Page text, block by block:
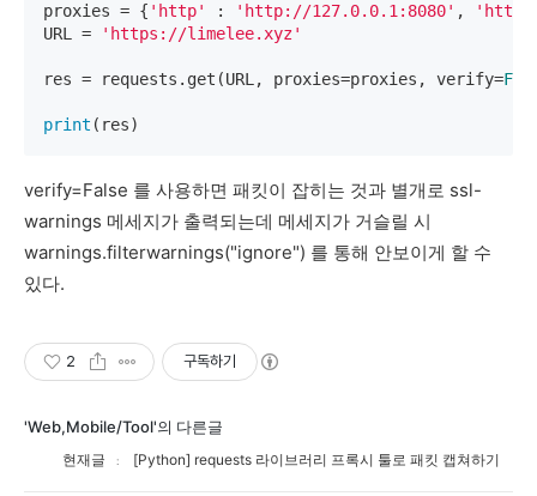
proxies = { 'http' : 'http://127.0.0.1:8080' ,
URL =
'https://limelee.xyz'
res = requests.get(URL, proxies=proxies, verify=
print (res)
verify=False 를 사용하면 패킷이 잡히는 것과 별개로 ssl-
warnings 메세지가 출력되는데 메세지가 거슬릴 시
warnings.filterwarnings("ignore") 를 통해 안보이게 할 수
있다.
2 구독하기
'Web,Mobile/Tool'의 다른글
현재글 [Python] requests 라이브러리 프록시 툴로 패킷 캡쳐하기